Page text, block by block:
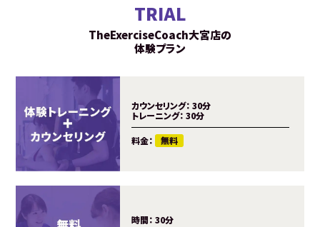
TRIAL
TheExerciseCoach大宮店の
体験プラン
カウンセリング： 30分
トレーニング： 30分
料金： 無料
時間： 30分